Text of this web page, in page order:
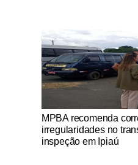
Notícias Católicas
MPBA recomenda
irregularidades no
inspeção em Ipiaú